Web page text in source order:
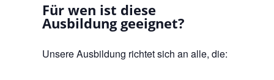
Für wen ist diese
Ausbildung geeignet?
Unsere Ausbildung richtet sich an alle, die: